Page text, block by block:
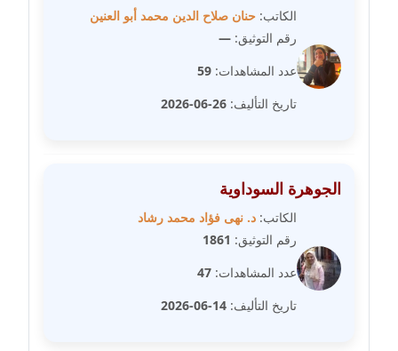
مدونة رانيا ثروت
مدونة رجاء دياب
مدونة رشا السعدي
مدونة رشا شمس الدين
عاملة
الكاتب: حنان صلاح الدين محمد أبو العنين
رقم التوثيق: —
عدد المشاهدات: 59
تاريخ التأليف: 26-06-2026
الجوهرة السوداوية
الكاتب: د. نهى فؤاد محمد رشاد
رقم التوثيق: 1861
عدد المشاهدات: 47
تاريخ التأليف: 14-06-2026